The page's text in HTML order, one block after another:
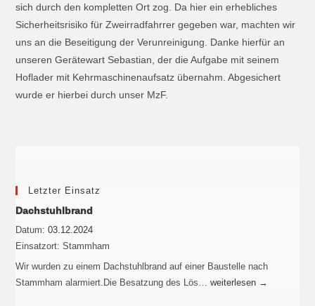
sich durch den kompletten Ort zog. Da hier ein erhebliches
Sicherheitsrisiko für Zweirradfahrrer gegeben war, machten wir
uns an die Beseitigung der Verunreinigung. Danke hierfür an
unseren Gerätewart Sebastian, der die Aufgabe mit seinem
Hoflader mit Kehrmaschinenaufsatz übernahm. Abgesichert
wurde er hierbei durch unser MzF.
Letzter Einsatz
Dachstuhlbrand
Datum:03.12.2024
Einsatzort: Stammham
Wir wurden zu einem Dachstuhlbrand auf einer Baustelle nach
Stammham alarmiert.Die Besatzung des Lös…weiterlesen →